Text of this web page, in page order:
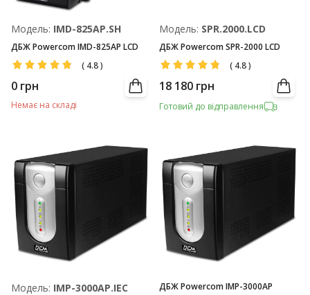
Модель: IMD-825AP.SH
ДБЖ Powercom IMD-825AP LCD
( 4.8)
0 грн
Немає на складі
Модель: SPR.2000.LCD
ДБЖ Powercom SPR-2000 LCD
( 4.8)
18 180 грн
Готовий до відправлення
Модель: IMP-3000AP.IEC
ДБЖ Powercom IMP-3000AP